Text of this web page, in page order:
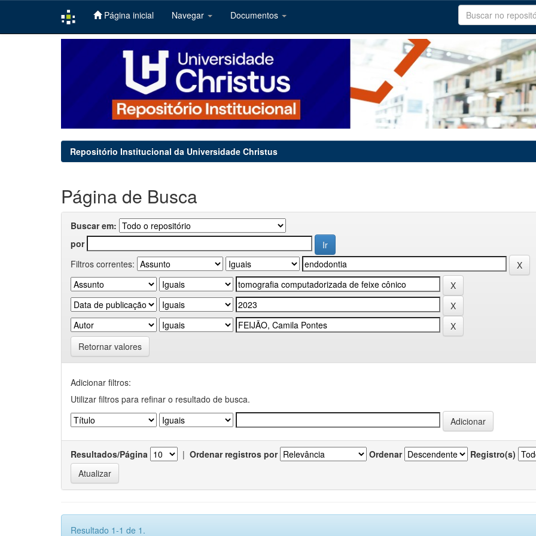
Página inicial Navegar Documentos
Repositório Institucional da Universidade Christus
Página de Busca
Buscar em:
por
Filtros correntes:
Retornar valores
Adicionar filtros:
Utilizar filtros para refinar o resultado de busca.
Resultados/Página | Ordenar registros por Ordenar Registro(s)
Resultado 1-1 de 1.